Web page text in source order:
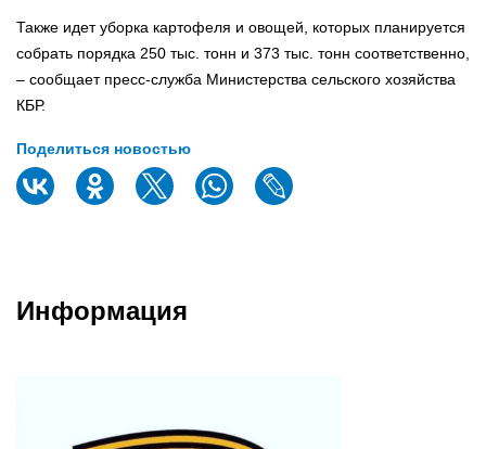
Также идет уборка картофеля и овощей, которых планируется
собрать порядка 250 тыс. тонн и 373 тыс. тонн соответственно,
– сообщает пресс-служба Министерства сельского хозяйства
КБР.
Поделиться новостью
Информация